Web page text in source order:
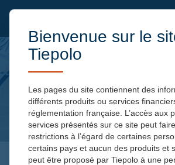
Bienvenue sur le
Tiepolo
Les pages du site contiennent des
différents produits ou services
réglementation française. L’accès aux
services présentés sur ce site peut
restrictions à l’égard de certaines
certains pays et aucun des produits et
peut être proposé par Tiepolo à une